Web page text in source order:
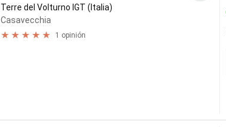
Terre del Volturno IGT (Italia)
Casavecchia
1 opinión